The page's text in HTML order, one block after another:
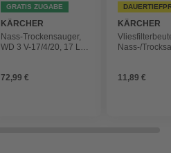
GRATIS ZUGABE
KÄRCHER
Nass-Trockensauger,
WD 3 V-17/4/20, 17 L,
72,99 €
KÄRCHER
Nass-/
4 Stück
11,89 €